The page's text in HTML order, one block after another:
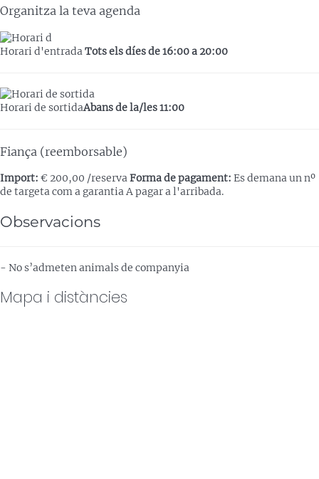
Organitza la teva agenda
Horari d'entradaTots els díes de 16:00 a 20:00
Horari de sortidaAbans de la/les 11:00
Fiança (reemborsable)
Import: € 200,00 /reservaForma de pagament: Es demana un nº
de targeta com a garantiaA pagar a l'arribada.
Observacions
- No s’admeten animals de companyia
Mapa i distàncies